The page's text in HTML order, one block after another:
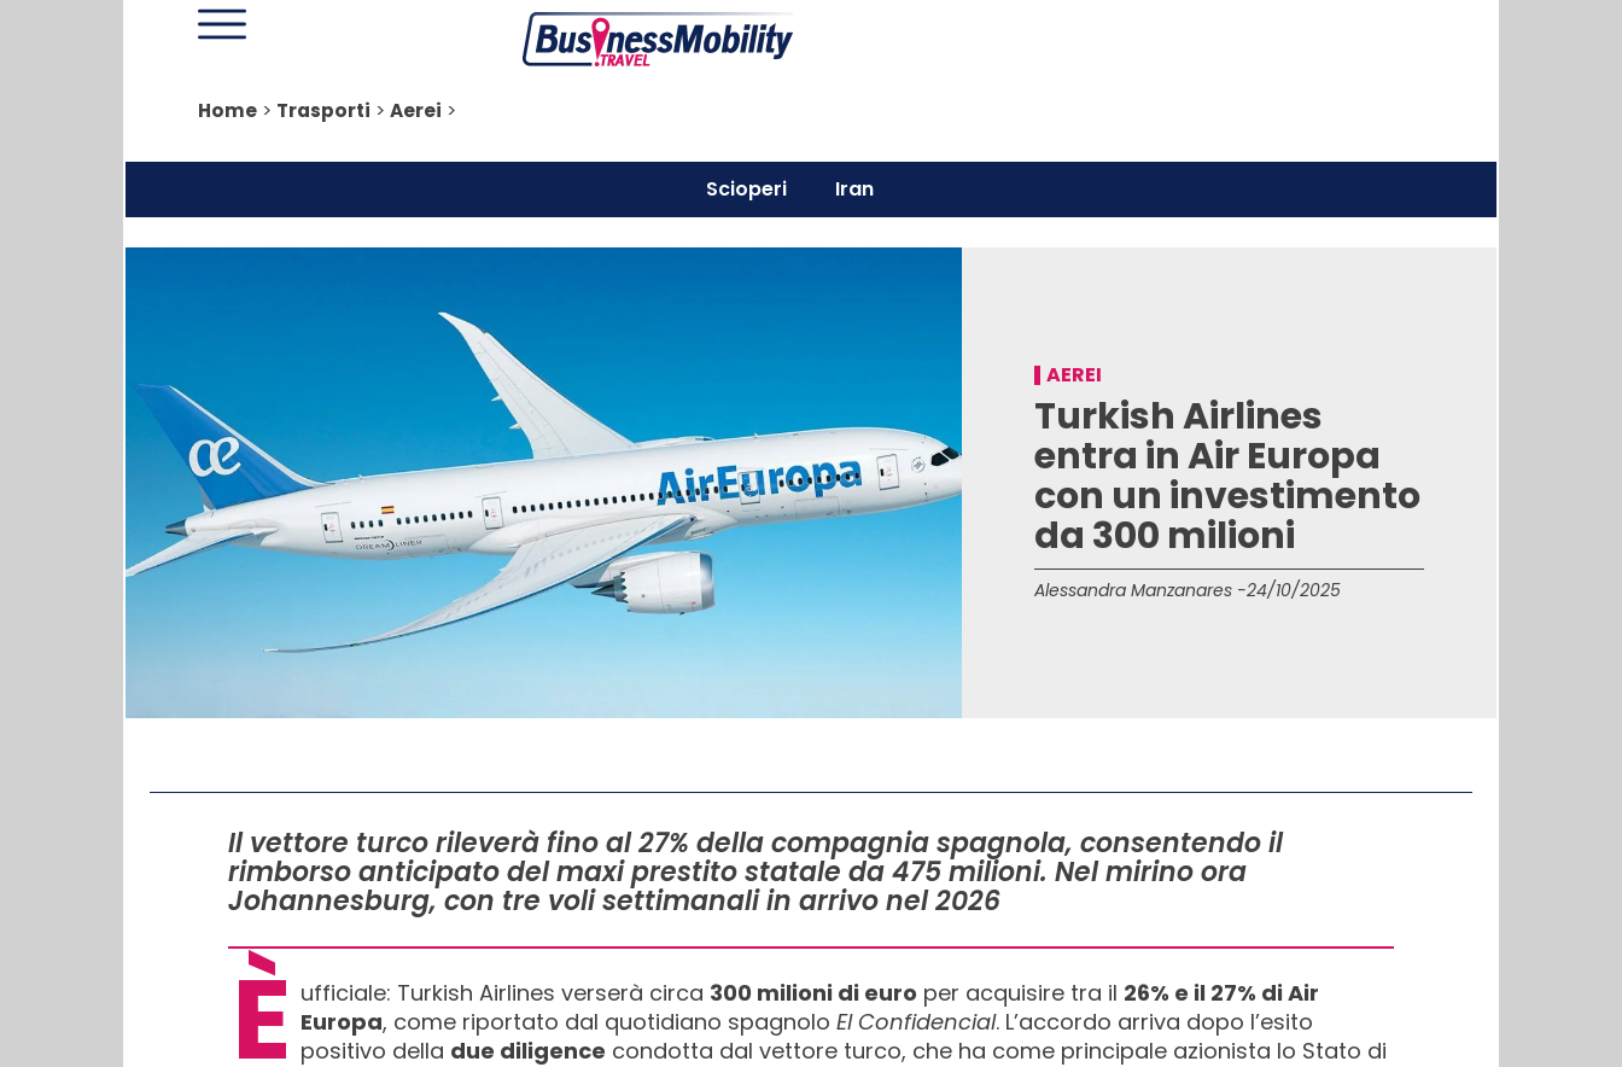
Home > Trasporti > Aerei >
Scioperi Iran
AEREI
Turkish Airlines
entra in Air Europa
con un investimento
da 300 milioni
Alessandra Manzanares -24/10/2025
Il vettore turco rileverà fino al 27% della compagnia spagnola, consentendo il
rimborso anticipato del maxi prestito statale da 475 milioni. Nel mirino ora
Johannesburg, con tre voli settimanali in arrivo nel 2026
È ufficiale: Turkish Airlines verserà circa 300 milioni di euro per acquisire tra il 26% e il 27% di Air
Europa, come riportato dal quotidiano spagnolo El Confidencial. L’accordo arriva dopo l’esito
positivo della due diligence condotta dal vettore turco, che ha come principale azionista lo Stato di